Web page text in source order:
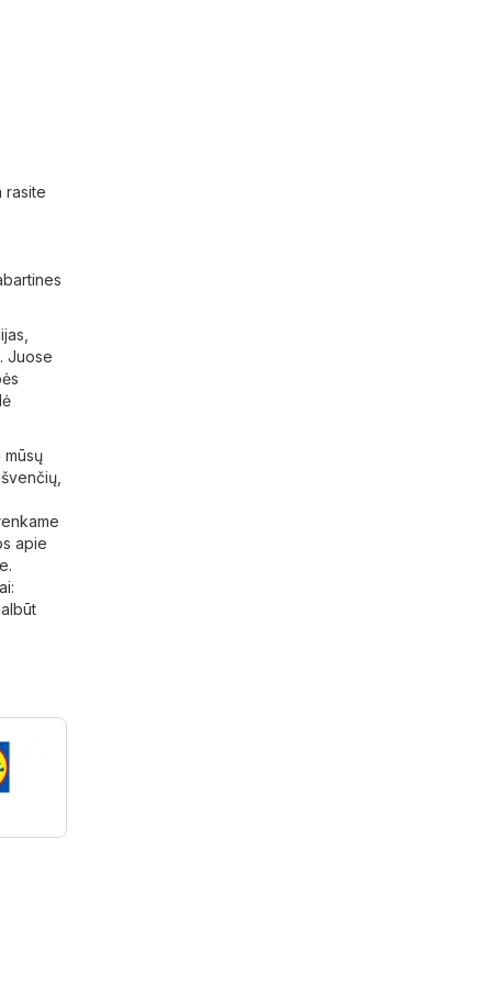
rasite
Juose
mūsų
apie
: